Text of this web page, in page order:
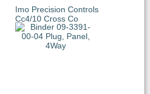
Imo Precision Controls
Cc4/10 Cross Co